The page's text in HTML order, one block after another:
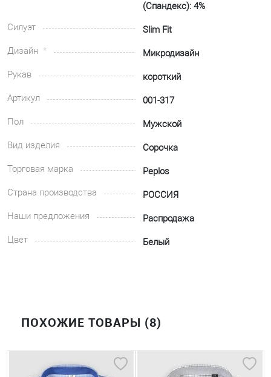
(Спандекс): 4%
Силуэт
Slim Fit
Дизайн
Микродизайн
Рукав
короткий
Артикул
001-317
Пол
Мужской
Вид изделия
Сорочка
Торговая марка
Peplos
Страна производства
РОССИЯ
Наши предложения
Распродажа
Цвет
Белый
ПОХОЖИЕ ТОВАРЫ (8)